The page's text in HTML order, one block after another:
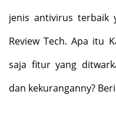
jenis antivirus terbaik
Review Tech. Apa itu
saja fitur yang
dan kekuranganny?